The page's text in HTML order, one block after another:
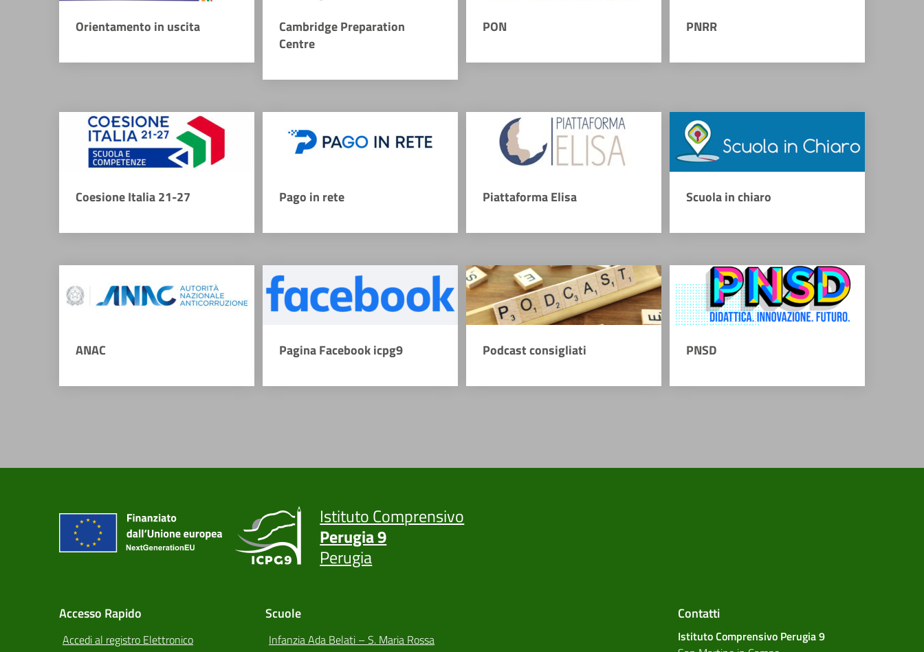
Orientamento in uscita
Cambridge Preparation
Centre
PON PNRR
Coesione Italia 21-27 Pago in rete Piattaforma Elisa Scuola in chiaro
ANAC Pagina Facebook icpg9 Podcast consigliati PNSD
Istituto Comprensivo
Perugia 9
Perugia
Accesso Rapido
Accedi al registro Elettronico
Scuole
Infanzia Ada Belati – S. Maria Rossa
Contatti
Istituto Comprensivo Perugia 9